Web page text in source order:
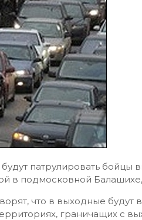
патрулировать бойцы
в подмосковной
что в выходные будут
граничащих с